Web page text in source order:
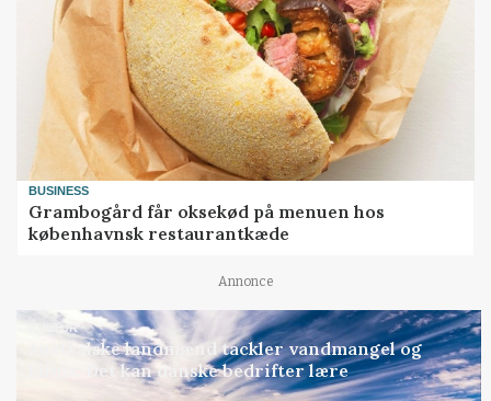
BUSINESS
Grambogård får oksekød på menuen hos
københavnsk restaurantkæde
Annonce
KULTUR
Australske landmænd tackler vandmangel og
klima: Det kan danske bedrifter lære